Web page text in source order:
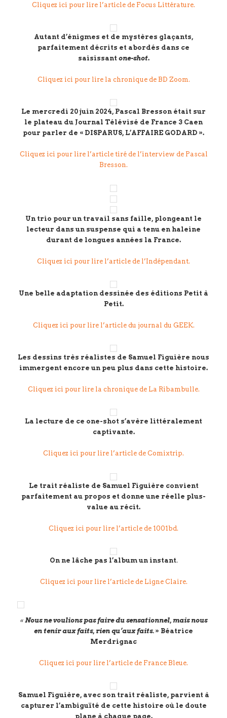
Cliquez ici pour lire l’article de Focus Littérature.
Autant d’énigmes et de mystères glaçants,
parfaitement décrits et abordés dans ce
saisissant one-shot.
Cliquez ici pour lire la chronique de BD Zoom.
Le mercredi 20 juin 2024, Pascal Bresson était sur
le plateau du Journal Télévisé de France 3 Caen
pour parler de « DISPARUS, L’AFFAIRE GODARD ».
Cliquez ici pour lire l’article tiré de l’interview de Pascal
Bresson.
Un trio pour un travail sans faille, plongeant le
lecteur dans un suspense qui a tenu en haleine
durant de longues années la France.
Cliquez ici pour lire l’article de l’Indépendant.
Une belle adaptation dessinée des éditions Petit à
Petit.
Cliquez ici pour lire l’article du journal du GEEK.
Les dessins très réalistes de Samuel Figuière nous
immergent encore un peu plus dans cette histoire.
Cliquez ici pour lire la chronique de La Ribambulle.
La lecture de ce one-shot s’avère littéralement
captivante.
Cliquez ici pour lire l’article de Comixtrip.
Le trait réaliste de Samuel Figuière convient
parfaitement au propos et donne une réelle plus-
value au récit.
Cliquez ici pour lire l’article de 1001bd.
On ne lâche pas l’album un instant.
Cliquez ici pour lire l’article de Ligne Claire.
« Nous ne voulions pas faire du sensationnel, mais nous
en tenir aux faits, rien qu’aux faits. » Béatrice
Merdrignac
Cliquez ici pour lire l’article de France Bleue.
Samuel Figuière, avec son trait réaliste, parvient à
capturer l’ambiguïté de cette histoire où le doute
plane à chaque page.